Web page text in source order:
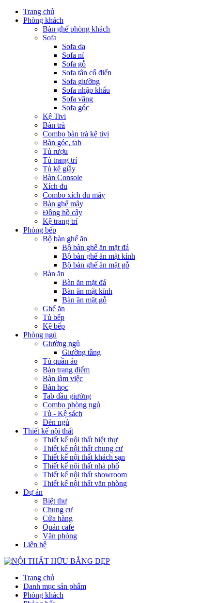
Trang chủ
Phòng khách
Bàn ghế phòng khách
Sofa
Sofa da
Sofa nỉ
Sofa gỗ
Sofa tân cổ điển
Sofa giường
Sofa nhập khẩu
Sofa văng
Sofa góc
Kệ Tivi
Bàn trà
Combo bàn trà kệ tivi
Bàn góc, tab
Tủ rượu
Tủ trang trí
Tủ kệ giầy
Bàn Console
Xích đu
Combo xích đu mây
Bàn ghế mây
Đồng hồ cây
Kệ trang trí
Phòng bếp
Bộ bàn ghế ăn
Bộ bàn ghế ăn mặt đá
Bộ bàn ghế ăn mặt kính
Bộ bàn ghế ăn mặt gỗ
Bàn ăn
Bàn ăn mặt đá
Bàn ăn mặt kính
Bàn ăn mặt gỗ
Ghế ăn
Tủ bếp
Kệ bếp
Phòng ngủ
Giường ngủ
Giường tầng
Tủ quần áo
Bàn trang điểm
Bàn làm việc
Bàn học
Tab đầu giường
Combo phòng ngủ
Tủ - Kệ sách
Đèn ngủ
Thiết kế nội thất
Thiết kế nội thất biệt thự
Thiết kế nội thất chung cư
Thiết kế nội thất khách sạn
Thiết kế nội thất nhà phố
Thiết kế nội thất showroom
Thiết kế nội thất văn phòng
Dự án
Biệt thự
Chung cư
Cửa hàng
Quán cafe
Văn phòng
Liên hệ
Trang chủ
Danh mục sản phẩm
Phòng khách